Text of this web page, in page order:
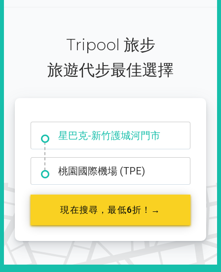
Tripool 旅步
旅遊代步最佳選擇
星巴克-新竹護城河門市
大霸尖山登山口
桃園國際機場 (TPE)
現在搜尋，最低6折！→